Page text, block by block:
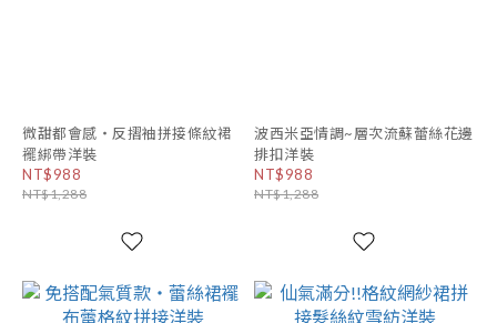
微甜都會感・反摺袖拼接條紋裙
襬綁帶洋裝
NT$988
NT$1,288
波西米亞情調~層次流蘇蕾絲花邊
排扣洋裝
NT$988
NT$1,288